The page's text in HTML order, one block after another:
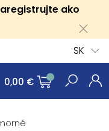
ako
SK
0,00 €